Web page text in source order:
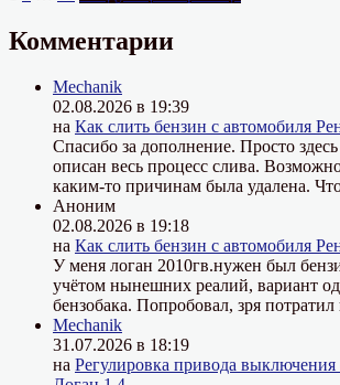
записей
Комментарии
Mechanik
02.08.2026 в 19:39
на Как слить бензин с автомобиля
Спасибо за дополнение. Просто
описан весь процесс слива.
каким-то причинам была удалена.
Аноним
02.08.2026 в 19:18
на Как слить бензин с автомобиля
У меня логан 2010гв.нужен был
учётом нынешних реалий, вариант
бензобака. Попробовал, зря потратил
Mechanik
31.07.2026 в 18:19
на Регулировка привода